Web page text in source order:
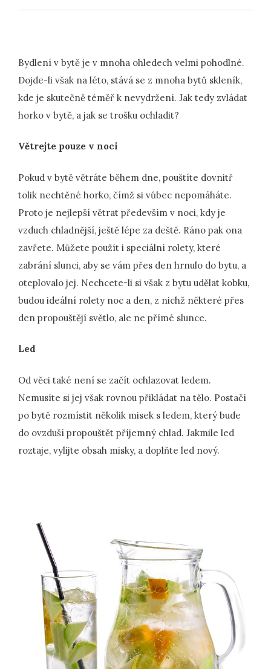
Bydlení v bytě je v mnoha ohledech velmi pohodlné.
Dojde-li však na léto, stává se z mnoha bytů skleník,
kde je skutečně téměř k nevydržení. Jak tedy zvládat
horko v bytě, a jak se trošku ochladit?
Větrejte pouze v noci
Pokud v bytě větráte během dne, pouštíte dovnitř
tolik nechtěné horko, čímž si vůbec nepomáháte.
Proto je nejlepší větrat především v noci, kdy je
vzduch chladnější, ještě lépe za deště. Ráno pak ona
zavřete. Můžete použít i speciální rolety, které
zabrání slunci, aby se vám přes den hrnulo do bytu, a
oteplovalo jej. Nechcete-li si však z bytu udělat kobku,
budou ideální rolety noc a den, z nichž některé přes
den propouštějí světlo, ale ne přímé slunce.
Led
Od věci také není se začít ochlazovat ledem.
Nemusíte si jej však rovnou přikládat na tělo. Postačí
po bytě rozmístit několik misek s ledem, který bude
do ovzduší propouštět příjemný chlad. Jakmile led
roztaje, vylijte obsah misky, a doplňte led nový.